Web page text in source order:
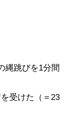
縄跳びを1分間
受けた（＝23